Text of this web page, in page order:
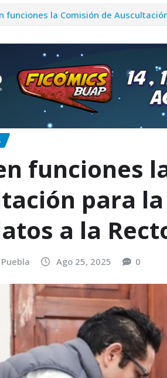
funciones la Comisión de
funciones
para
a la
Ago 25, 2025 0